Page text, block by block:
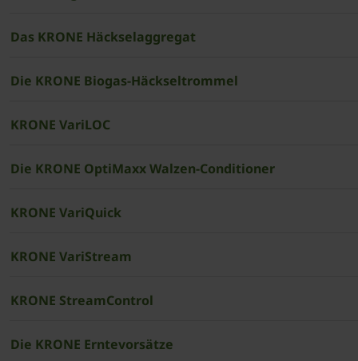
Das KRONE Häckselaggregat
Die KRONE Biogas-Häckseltrommel
KRONE VariLOC
Die KRONE OptiMaxx Walzen-Conditioner
KRONE VariQuick
KRONE VariStream
KRONE StreamControl
Die KRONE Erntevorsätze